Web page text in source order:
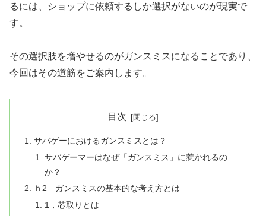
るには、ショップに依頼するしか選択がないのが現実で
す。
その選択肢を増やせるのがガンスミスになることであり、
今回はその道筋をご案内します。
目次
サバゲーにおけるガンスミスとは？
サバゲーマーはなぜ「ガンスミス」に惹かれるの
か？
ｈ2 ガンスミスの基本的な考え方とは
1，芯取りとは